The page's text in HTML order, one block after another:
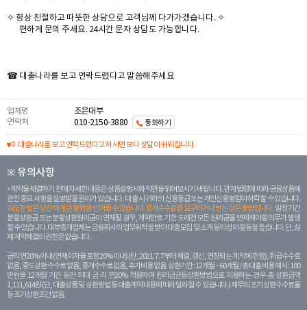
✧ 항상 친절하고 따뜻한 상담으로 고객님께 다가가겠습니다. ✧
편하게 문의 주세요. 24시간 문자 상담도 가능합니다.
☎ 대출나라를 보고 연락드렸다고 말씀해주세요
업체명
조은대부
연락처
010-2150-3880 통화하기
대출나라를 보고 연락드렸다고 하시면 보다 상담이 쉬워집니다.
※ 유의사항
계약을 체결하기 전에 자세한 내용은 상품설명서와 약관을 읽어보시기 바랍니다. 관계 법령에 따라 금융상품에
관한 중요 사항을 설명받을 권리가 있습니다. 대 출 시 귀하의 신용등급 또는 개인신용평점이 하락할 수 있습니다.
과도한 빚은 당신 에게 큰 불행을 안겨줄 수 있습니다. 중개수수료를 요구하거나 받는 것은 불법입니다. 일정 기간
분할상환금 또는 분할상환원리금이 연체될 경우, 계약만료 기한 도래전 모든 원리금을 변제해야할 의무가 발생
할 수 있습니다. 대부중개업체는 금융회사의 업무위탁을 받아 대출모집 및 소개 등의 섭외 활동을 돕습니다. 단, 실
제 계약체결의 권한은 없습니다.
금리 연20% 이내 (연체이자율 포함 20% 이내) (단, 2021. 7. 7부터 체결, 갱신, 연장되는 계 약에 한함), 취급수수료
없음, 중도상환 수수료 없음, 중개수수료 없음, 추가비용 없음. 상환기간 : 12개월 ~ 60개월 / 총 대출 비용 예시 : 100
만원을 12개월 기간 동안 최대 금 리 연20% 적용하여 원리금균등상환방법으로 이용하는 경우 총 상환금액
1,111,614원 (단, 대출상품 및 상환방법 등 대출계약 내용에 따라 달라질 수 있습니다.) 채무의 조기 상환수수료율
등 조기상환조건 없음.